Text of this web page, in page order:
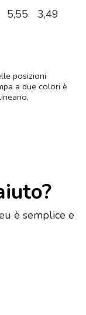
5,55 3,49
posizioni
a due colori è
è semplice e